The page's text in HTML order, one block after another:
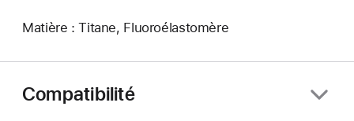
Matière : Titane, Fluoroélastomère
Compatibilité